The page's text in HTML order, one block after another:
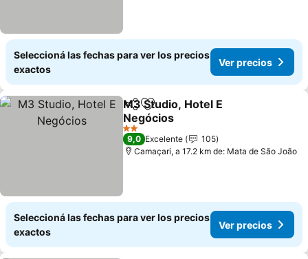
Seleccioná las fechas para ver los precios
exactos
Ver precios
CompartirAñadir a favoritos
M3 Studio, Hotel E
Negócios
Ver precios
2 Estrellas
9,0 Excelente
105
Camaçari, a 17.2 km de: Mata de São João
Seleccioná las fechas para ver los precios
exactos
Ver precios